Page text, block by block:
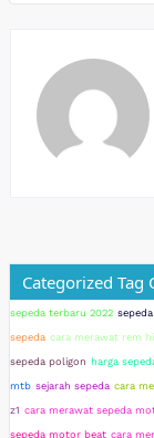
Categorized Tag
sepeda terbaru 2022
sepeda cara merawat rem
sepeda poligon harga
mtb sejarah sepeda cara
z1 cara merawat sepeda
sepeda motor beat cara